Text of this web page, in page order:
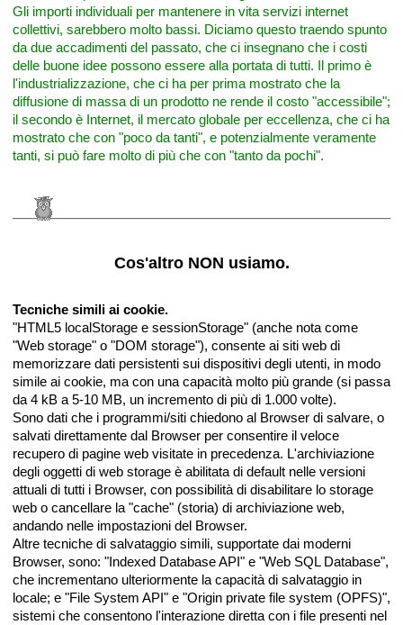
Gli importi individuali per mantenere in vita servizi internet
collettivi, sarebbero molto bassi. Diciamo questo traendo spunto
da due accadimenti del passato, che ci insegnano che i costi
delle buone idee possono essere alla portata di tutti. Il primo è
l'industrializzazione, che ci ha per prima mostrato che la
diffusione di massa di un prodotto ne rende il costo "accessibile";
il secondo è Internet, il mercato globale per eccellenza, che ci ha
mostrato che con "poco da tanti", e potenzialmente veramente
tanti, si può fare molto di più che con "tanto da pochi".
Cos'altro NON usiamo.
Tecniche simili ai cookie.
"HTML5 localStorage e sessionStorage" (anche nota come
"Web storage" o "DOM storage"), consente ai siti web di
memorizzare dati persistenti sui dispositivi degli utenti, in modo
simile ai cookie, ma con una capacità molto più grande (si passa
da 4 kB a 5-10 MB, un incremento di più di 1.000 volte).
Sono dati che i programmi/siti chiedono al Browser di salvare, o
salvati direttamente dal Browser per consentire il veloce
recupero di pagine web visitate in precedenza. L'archiviazione
degli oggetti di web storage è abilitata di default nelle versioni
attuali di tutti i Browser, con possibilità di disabilitare lo storage
web o cancellare la "cache" (storia) di archiviazione web,
andando nelle impostazioni del Browser.
Altre tecniche di salvataggio simili, supportate dai moderni
Browser, sono: "Indexed Database API" e "Web SQL Database",
che incrementano ulteriormente la capacità di salvataggio in
locale; e "File System API" e "Origin private file system (OPFS)",
sistemi che consentono l'interazione diretta con i file presenti nel